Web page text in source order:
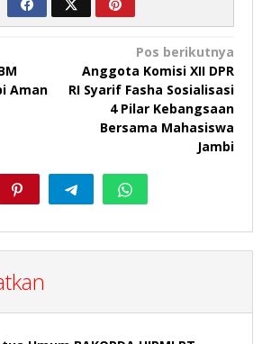
Aman
Pos berikutnya
Anggota Komisi XII DPR
RI Syarif Fasha Sosialisasi
4 Pilar Kebangsaan
Bersama Mahasiswa
Jambi